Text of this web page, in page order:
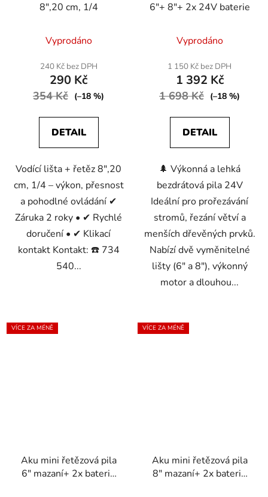
8",20 cm, 1/4
hodnocení
produktu
je
5,0
5
Vyprodáno
240 Kč bez DPH
290 Kč
354 Kč (–18 %)
DETAIL
Vodící lišta + řetěz 8",20
cm, 1/4 – výkon, přesnost
a pohodlné ovládání ✔
Záruka 2 roky • ✔ Rychlé
doručení • ✔ Klikací
kontakt Kontakt: ☎️ 734
540...
6"+ 8"+ 2x 24V baterie
hodnocení
produktu
je
5,0
5
Vyprodáno
1 150 Kč bez DPH
1 392 Kč
1 698 Kč (–18 %)
DETAIL
🌲 Výkonná a lehká
bezdrátová pila 24V
Ideální pro prořezávání
stromů, řezání větví a
menších dřevěných prvků.
Nabízí dvě vyměnitelné
lišty (6" a 8"), výkonný
motor a dlouhou...
VÍCE ZA MÉNĚ
Aku mini řetězová pila
6" mazaní+ 2x baterie
VÍCE ZA MÉNĚ
Aku mini řetězová pila
8" mazaní+ 2x baterie